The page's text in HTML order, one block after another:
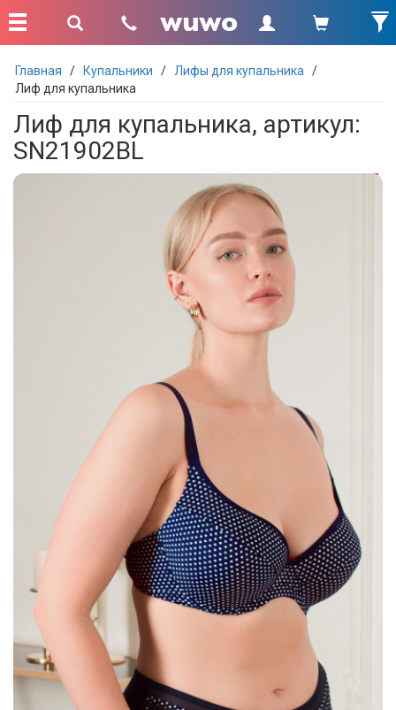
Главная / Купальники / Лифы для купальника
/
Лиф для купальника
Лиф для купальника, артикул:
SN21902BL